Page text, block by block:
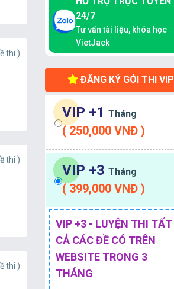
thi )
thi )
thi )
24/7
Tư vấn tài liệu, khóa học
VietJack
ĐĂNG KÝ GÓI THI VIP
VIP +1 Tháng
( 250,000 VNĐ )
VIP +3 Tháng
( 399,000 VNĐ )
VIP +3 - LUYỆN THI TẤT
CẢ CÁC ĐỀ CÓ TRÊN
WEBSITE TRONG 3
THÁNG